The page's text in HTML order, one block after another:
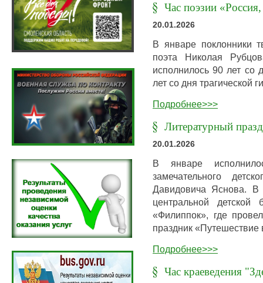
Час поэзии
20.01.2026
В январе поклонники
поэта Николая
исполнилось 90 лет со
лет со дня трагической
Подробнее>>>
Литературный
20.01.2026
В январе
замечательного
Давидовича Яснова. В
центральной детской
«Филиппок», где
праздник «Путешествие
Подробнее>>>
Час краеведения